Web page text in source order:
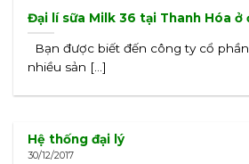
Đại lí sữa Milk 36 tại Thanh Hóa ở
Bạn được biết đến công ty cổ
nhiều sản [...]
Hệ thống đại lý
30/12/2017